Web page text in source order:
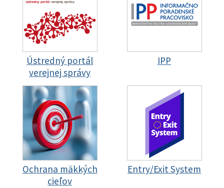
Ústredný portál
verejnej správy
IPP
Ochrana mäkkých
cieľov
Entry/Exit System